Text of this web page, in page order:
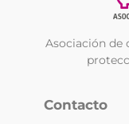
Asociación de
Contacto